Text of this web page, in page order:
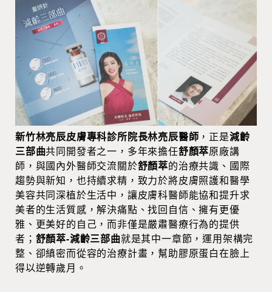
新竹林亮辰皮膚專科診所院長林亮辰醫師 ，正是減齡
三部曲共同開發者之一，多年來擔任舒顏萃原廠講
師，與國內外醫師交流關於舒顏萃的治療共識、國際
趨勢與新知，也持續求精，致力於將皮膚照護和醫學
美容共同深植於生活中，讓皮膚科醫師能協和提升求
美者的生活質感，解決痛點、找回自信、擁有更優
雅、更美好的自己，而非僅是嚴肅醫療行為的提供
者； 舒顏萃-減齡三部曲就是其中一章節，運用架構完
整、卻縝密而從容的治療計畫，幫助膠原蛋白在臉上
得以逆轉歲月。